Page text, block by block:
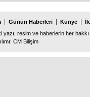
Günün Haberleri Künye
yazı, resim ve haberlerin her
: CM Bilişim